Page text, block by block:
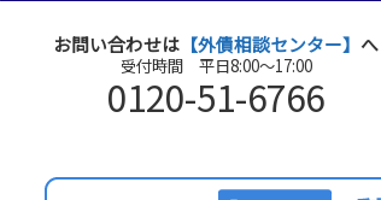
お問い合わせは 【外債相談センター】 へ
受付時間 平日8:00～17:00
0120-51-6766